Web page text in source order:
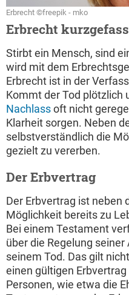
Erbrecht ©freepik - mko
Erbrecht
Stirbt ein Mensch, sind
wird mit dem
Erbrecht ist in der
Kommt der Tod plötzlich
Nachlassoft nicht
Klarheit sorgen. Neben
selbstverständlich die
gezielt zu vererben.
Der Erbvertrag
Der Erbvertrag ist neben
Möglichkeit bereits zu
Bei einem Testament
über die Regelung
seinem Tod. Das gilt
einen gültigen
Personen, wie etwa die